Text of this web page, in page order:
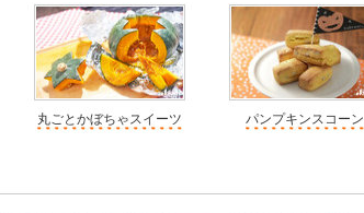
丸ごとかぼちゃスイーツ パンプキンスコーン